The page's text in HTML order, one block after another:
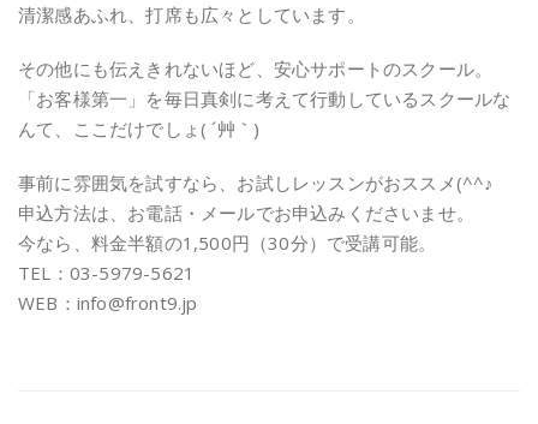
清潔感あふれ、打席も広々としています。
その他にも伝えきれないほど、安心サポートのスクール。
「お客様第一」を毎日真剣に考えて行動しているスクールな
んて、ここだけでしょ( ´艸｀)
事前に雰囲気を試すなら、お試しレッスンがおススメ(^^♪
申込方法は、お電話・メールでお申込みくださいませ。
今なら、料金半額の1,500円（30分）で受講可能。
TEL：03-5979-5621
WEB：info@front9.jp